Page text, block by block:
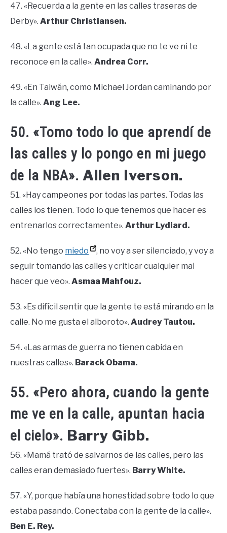
47. «Recuerda a la gente en las calles traseras de
Derby». Arthur Christiansen.
48. «La gente está tan ocupada que no te ve ni te
reconoce en la calle». Andrea Corr.
49. «En Taiwán, como Michael Jordan caminando por
la calle». Ang Lee.
50. «Tomo todo lo que aprendí de
las calles y lo pongo en mi juego
de la NBA». Allen Iverson.
51. «Hay campeones por todas las partes. Todas las
calles los tienen. Todo lo que tenemos que hacer es
entrenarlos correctamente». Arthur Lydiard.
52. «No tengo miedo
, no voy a ser silenciado, y voy a
seguir tomando las calles y criticar cualquier mal
hacer que veo». Asmaa Mahfouz.
53. «Es difícil sentir que la gente te está mirando en la
calle. No me gusta el alboroto». Audrey Tautou.
54. «Las armas de guerra no tienen cabida en
nuestras calles». Barack Obama.
55. «Pero ahora, cuando la gente
me ve en la calle, apuntan hacia
el cielo». Barry Gibb.
56. «Mamá trató de salvarnos de las calles, pero las
calles eran demasiado fuertes». Barry White.
57. «Y, porque había una honestidad sobre todo lo que
estaba pasando. Conectaba con la gente de la calle».
Ben E. Rey.